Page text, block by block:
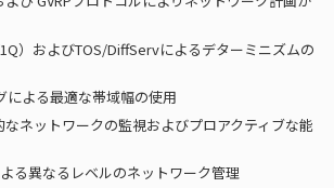
）およびTOS/DiffServによるデターミニズムの
による最適な帯域幅の使用
なネットワークの監視およびプロアクティブな能
る異なるレベルのネットワーク管理